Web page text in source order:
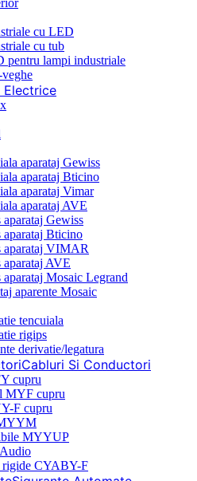
cu LED
cu tub
pentru lampi industriale
Electrice
aparataj Gewiss
aparataj Bticino
aparataj Vimar
aparataj AVE
Gewiss
aparataj Bticino
aparataj VIMAR
AVE
Mosaic Legrand
aparente Mosaic
tencuiala
rigips
derivatie/legatura
Cabluri Si Conductori
cupru
MYF cupru
F cupru
MYYUP
rigide CYABY-F